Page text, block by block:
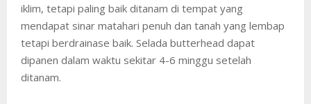
iklim, tetapi paling baik ditanam di tempat yang
mendapat sinar matahari penuh dan tanah yang lembap
tetapi berdrainase baik. Selada butterhead dapat
dipanen dalam waktu sekitar 4-6 minggu setelah
ditanam.